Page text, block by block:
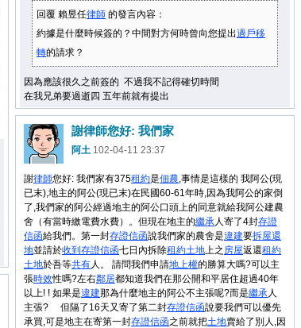
回覆 賴昱任律師 的發言內容：
約據是什麼時候簽的？中間對方何時曾向您提出過戶移
轉的請求？
因為應該很久之前簽的 不過我不記得確切時間
在我兄弟要過逝四 五年前就有提出
謝律師您好: 我們家
阿土 102-04-11 23:37
謝律師您好: 我們家有375租約是佃農,事情是這樣的 我阿公(現
已末),地主的阿公(現已末)在民國60-61年時,因為我阿公的家倒
了,我們家的阿公經過地主的阿公口頭上的同意就給我阿公建農
舍（有當時繳電費水費）。但現在地主的繼承人寄了4封存證
信函給我們。第一封存證信函說我們家的農舍是違建要拆屋還
地並請於收到 存證信函七日內拆除租約土地上之 房屋返還租約
土地於吾等共有人。 請問我們申請地上權的勝算大嗎?可以主
張時效性嗎?左右鄰居都知道我們在那公開和平居住超過40年
以上! ! 如果是違建那為什麼地主的阿公不主張呢?而是繼承人
主張? 但隔了16天又寄了第二封存證信函說要我們可以優先
承買,可是地主在寄第一封存證信函之前就把土地賣給了別人,因